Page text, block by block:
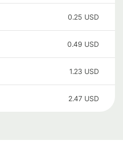
0.25 USD
0.49 USD
1.23 USD
2.47 USD